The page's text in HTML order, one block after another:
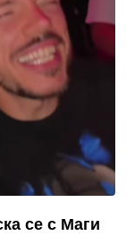
се с Маги